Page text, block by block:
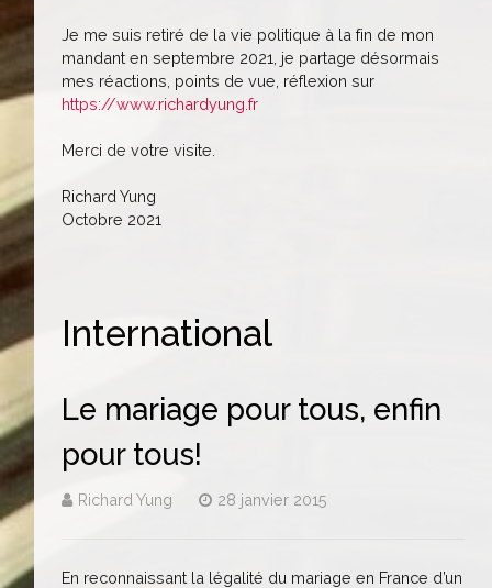
Je me suis retiré de la vie politique à la fin de mon
mandant en septembre 2021, je partage désormais
mes réactions, points de vue, réflexion sur
https://www.richardyung.fr
Merci de votre visite.
Richard Yung
Octobre 2021
International
Le mariage pour tous, enfin
pour tous!
Richard Yung 28 janvier 2015
En reconnaissant la légalité du mariage en France d’un